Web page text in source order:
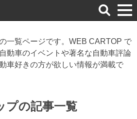
検
索
一覧ページです。WEB CARTOP で
動車のイベントや著名な自動車評論
車好きの方が欲しい情報が満載で
プの記事一覧